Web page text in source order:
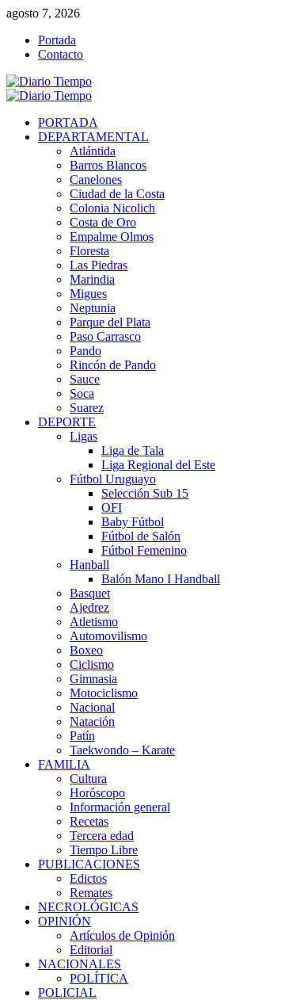
Saltar
contenido
agosto 7, 2026
Portada
Contacto
Menú
PORTADA
DEPARTAMENTAL
Atlántida
Barros Blancos
Canelones
Ciudad de la Costa
Colonia Nicolich
Costa de Oro
Empalme Olmos
Floresta
Las Piedras
Marindia
Migues
Neptunia
Parque del Plata
Paso Carrasco
Pando
Rincón de Pando
Sauce
Soca
Suarez
DEPORTE
Ligas
Liga de Tala
Liga Regional del Este
Fútbol Uruguayo
Selección Sub 15
OFI
Baby Fútbol
Fútbol de Salón
Fútbol Femenino
Hanball
Balón Mano I Handball
Basquet
Ajedrez
Atletismo
Automovilismo
Boxeo
Ciclismo
Gimnasia
Motociclismo
Nacional
Natación
Patín
Taekwondo – Karate
FAMILIA
Cultura
Horóscopo
Información general
Recetas
Tercera edad
Tiempo Libre
PUBLICACIONES
Edictos
Remates
NECROLÓGICAS
OPINIÓN
Artículos de Opinión
Editorial
NACIONALES
POLÍTICA
POLICIAL